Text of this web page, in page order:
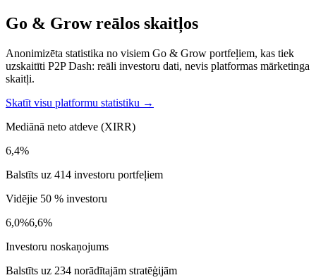
Go & Grow reālos skaitļos
Anonimizēta statistika no visiem Go & Grow portfeļiem, kas tiek
uzskaitīti P2P Dash: reāli investoru dati, nevis platformas mārketinga
skaitļi.
Skatīt visu platformu statistiku →
Mediānā neto atdeve (XIRR)
6,4%
Balstīts uz 414 investoru portfeļiem
Vidējie 50 % investoru
6,0%6,6%
Investoru noskaņojums
Balstīts uz 234 norādītajām stratēģijām